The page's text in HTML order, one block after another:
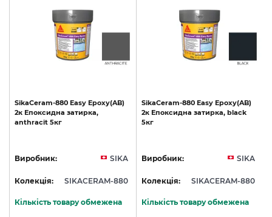
SikaCeram-880 Easy Epoxy(AB)
2к Епоксидна затирка,
anthracit 5кг
Виробник: SIKA
Колекція: SIKACERAM-880
Кількість товару обмежена
SikaCeram-880 Easy Epoxy(AB)
2к Епоксидна затирка, black
5кг
Виробник: SIKA
Колекція: SIKACERAM-880
Кількість товару обмежена